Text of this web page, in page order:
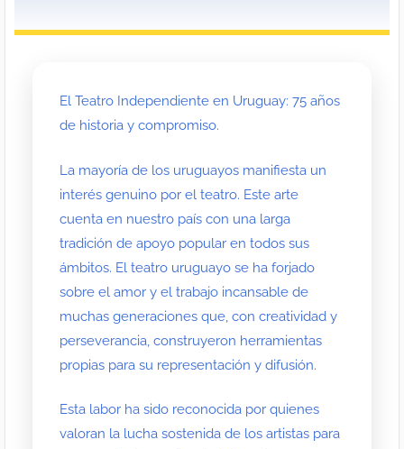
El Teatro Independiente en Uruguay: 75 años
de historia y compromiso.
La mayoría de los uruguayos manifiesta un
interés genuino por el teatro. Este arte
cuenta en nuestro país con una larga
tradición de apoyo popular en todos sus
ámbitos. El teatro uruguayo se ha forjado
sobre el amor y el trabajo incansable de
muchas generaciones que, con creatividad y
perseverancia, construyeron herramientas
propias para su representación y difusión.
Esta labor ha sido reconocida por quienes
valoran la lucha sostenida de los artistas para